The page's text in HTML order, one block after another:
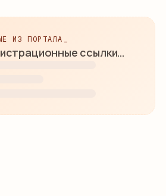
ИЗ ПОРТАЛА
афишей…